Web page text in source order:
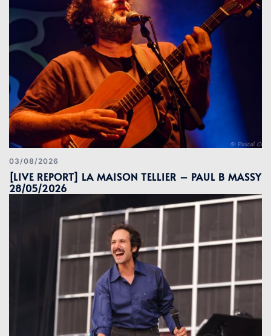
03/08/2026
[LIVE REPORT] LA MAISON TELLIER – PAUL B MASSY
28/05/2026